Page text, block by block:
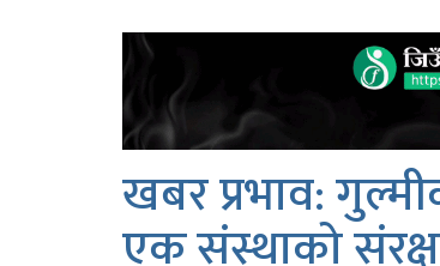
खबर प्रभाव:
एक संस्थाको